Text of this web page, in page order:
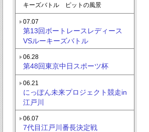
キーズバトル ピットの風景
07.07
第13回ボートレースレディース
VSルーキーズバトル
06.28
第48回東京中日スポーツ杯
06.21
にっぽん未来プロジェクト競走in
江戸川
06.07
7代目江戸川番長決定戦